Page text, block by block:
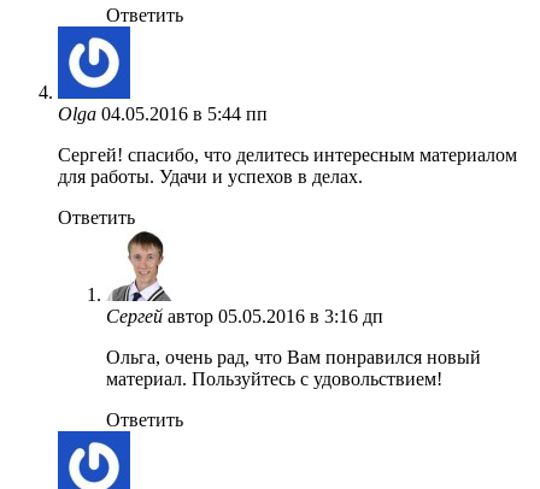
Ответить
Olga 04.05.2016 в 5:44 пп
Сергей! спасибо, что делитесь интересным материалом
для работы. Удачи и успехов в делах.
Ответить
Сергей автор 05.05.2016 в 3:16 дп
Ольга, очень рад, что Вам понравился новый
материал. Пользуйтесь с удовольствием!
Ответить